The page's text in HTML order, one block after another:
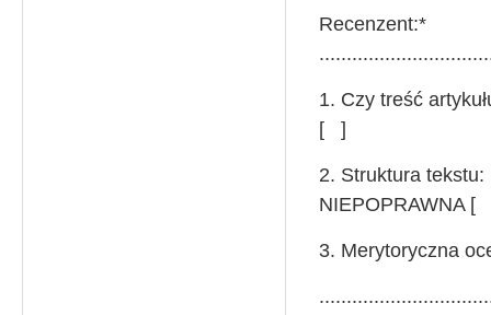
Recenzent:*
1. Czy treść
[ ]
2.
NIEPOPRAWNA [
3. Merytoryczna